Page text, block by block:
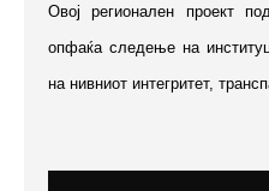
Овој регионален проект
опфаќа следење на
на нивниот интегритет,